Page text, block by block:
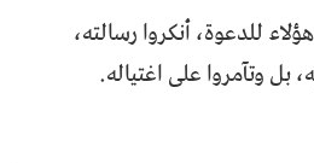
للدعوة، أنكروا رسالته،
بل وتآمروا على اغتياله.